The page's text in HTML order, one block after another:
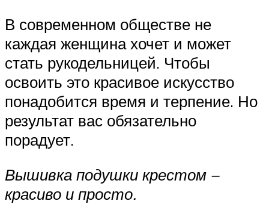
В современном обществе не
каждая женщина хочет и может
стать рукодельницей. Чтобы
освоить это красивое искусство
понадобится время и терпение. Но
результат вас обязательно
порадует.
Вышивка подушки крестом –
красиво и просто.